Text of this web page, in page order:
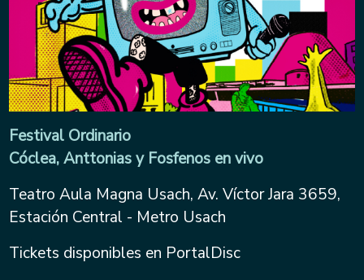
Festival Ordinario
Cóclea, Anttonias y Fosfenos en vivo
Teatro Aula Magna Usach, Av. Víctor Jara 3659,
Estación Central - Metro Usach
Tickets disponibles en PortalDisc